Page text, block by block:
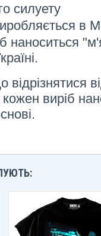
силуету
в
наноситься
виріб